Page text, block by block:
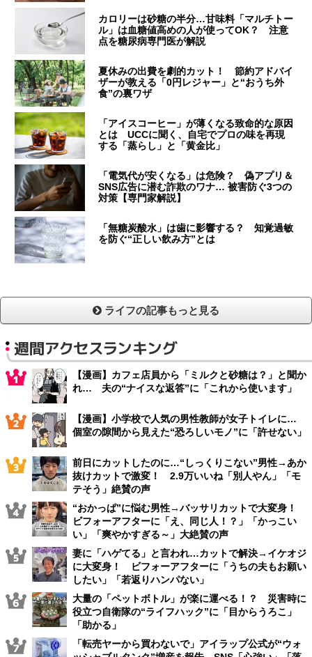
カロリーは砂糖の半分…甘味料「マルチトー
ル」は血糖値高めの人が使ってOK？ 注意
点を糖尿病専門医が解説
夏休みの出費を劇的カット！ 節約アドバイ
ザーが教える「0円レジャー」と“おうち外
食”の裏ワザ
「アイスコーヒー」が薄くなる致命的な原因
とは UCCに聞く、自宅でプロの味を再現
する「蒸らし」と「黄金比」
「電気代が安くなる」は危険？ 偽アプリ＆
SNS広告に潜む詐欺のワナ… 被害防ぐ3つの
対策【専門家解説】
「無糖炭酸水」は歯に影響する？ 知覚過敏
を防ぐ“正しい飲み方”とは
ライフの記事もっと見る
週間アクセスランキング
【漫画】カフェ店員から「ミルクと砂糖は？」と聞か
れ… 夫の“ナイスな返答”に「これから使います」
【漫画】小学校で人気の男性教師が女子トイレに…
個室の隙間から見えた“恐ろしいモノ”に「許せない」
前日にカットしたのに…“しっくりこない”男性→あか
抜けカットで激変！ 2.9万いいね「別人やん」「モ
テそう」絶賛の声
“おかっぱ”に悩む男性→バッサリカットで大変身！
ビフォーアフターに「え、同じ人！？」「かっこい
い」「爽やかすぎる～」大絶賛の声
妻に「ハゲてる」と言われ…カットで解決→イケオジ
に大変身！ ビフォーアフターに「うちの夫もお願い
したい」「若返りハンパない」
大量の「ペットボトル」が楽に運べる！？ 災害時に
役立つ自衛隊の“ライフハック”に「目からうろこ」
「助かる」
「転売ヤーから買わないで」アイラップ公式が“ウォ